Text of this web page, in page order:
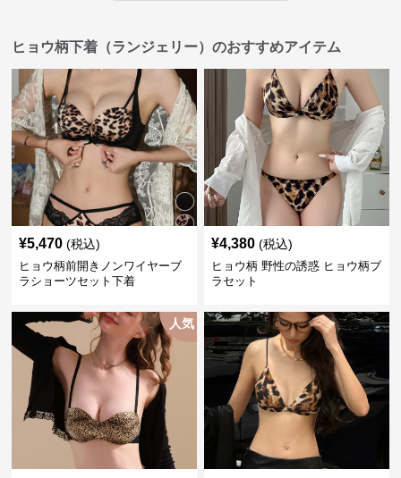
ヒョウ柄下着（ランジェリー）のおすすめアイテム
¥5,470 (税込)
ヒョウ柄前開きノンワイヤーブ
ラショーツセット下着
¥4,380 (税込)
ヒョウ柄 野性の誘惑 ヒョウ柄ブ
ラセット
人気